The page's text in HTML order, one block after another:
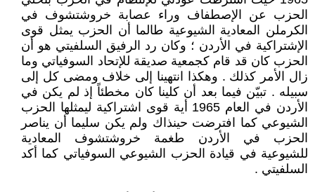
الحزب عن الإصطفاف وراء عصابة خروشتشوف في
الكرملن المعادية الشيوعية طالما أن الحزب يمثل قوى
الإشتراكية في الأردن ؛ وكان رد الرفيق السلفيتي هو أن
الحزب كان قد قام كجمعية صديقة للإتحاد السوفياتي وما
زال الأمر كذلك . وهكذا انتهينا إلى خلاف ومضى كل إلى
سبيله . تبيّن فيما بعد أن كلينا كان مخطئاً إذ لم يكن في
الأردن في العام 1965 أية قوى اشتراكية ليمثلها الحزب
الشيوعي كما افترضت حينذاك ولم يكن سليما أن يناصر
الحزب في الأردن طغمة خروشتشوف المعادية
للشيوعية في قيادة الحزب الشيوعي السوفياتي كما أكد
السلفيتي .